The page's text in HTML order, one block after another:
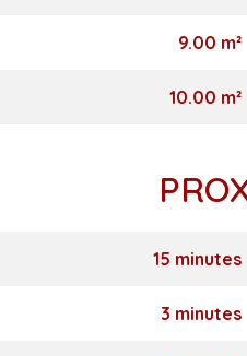
9.00 m²
10.00 m²
15 minutes
3 minutes